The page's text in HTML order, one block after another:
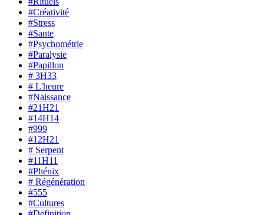
#Créativité
#Stress
#Sante
#Psychométrie
#Paralysie
#Papillon
# 3H33
# L'heure
#Naissance
#21H21
#14H14
#999
#12H21
# Serpent
#11H11
#Phénix
# Régénération
#555
#Cultures